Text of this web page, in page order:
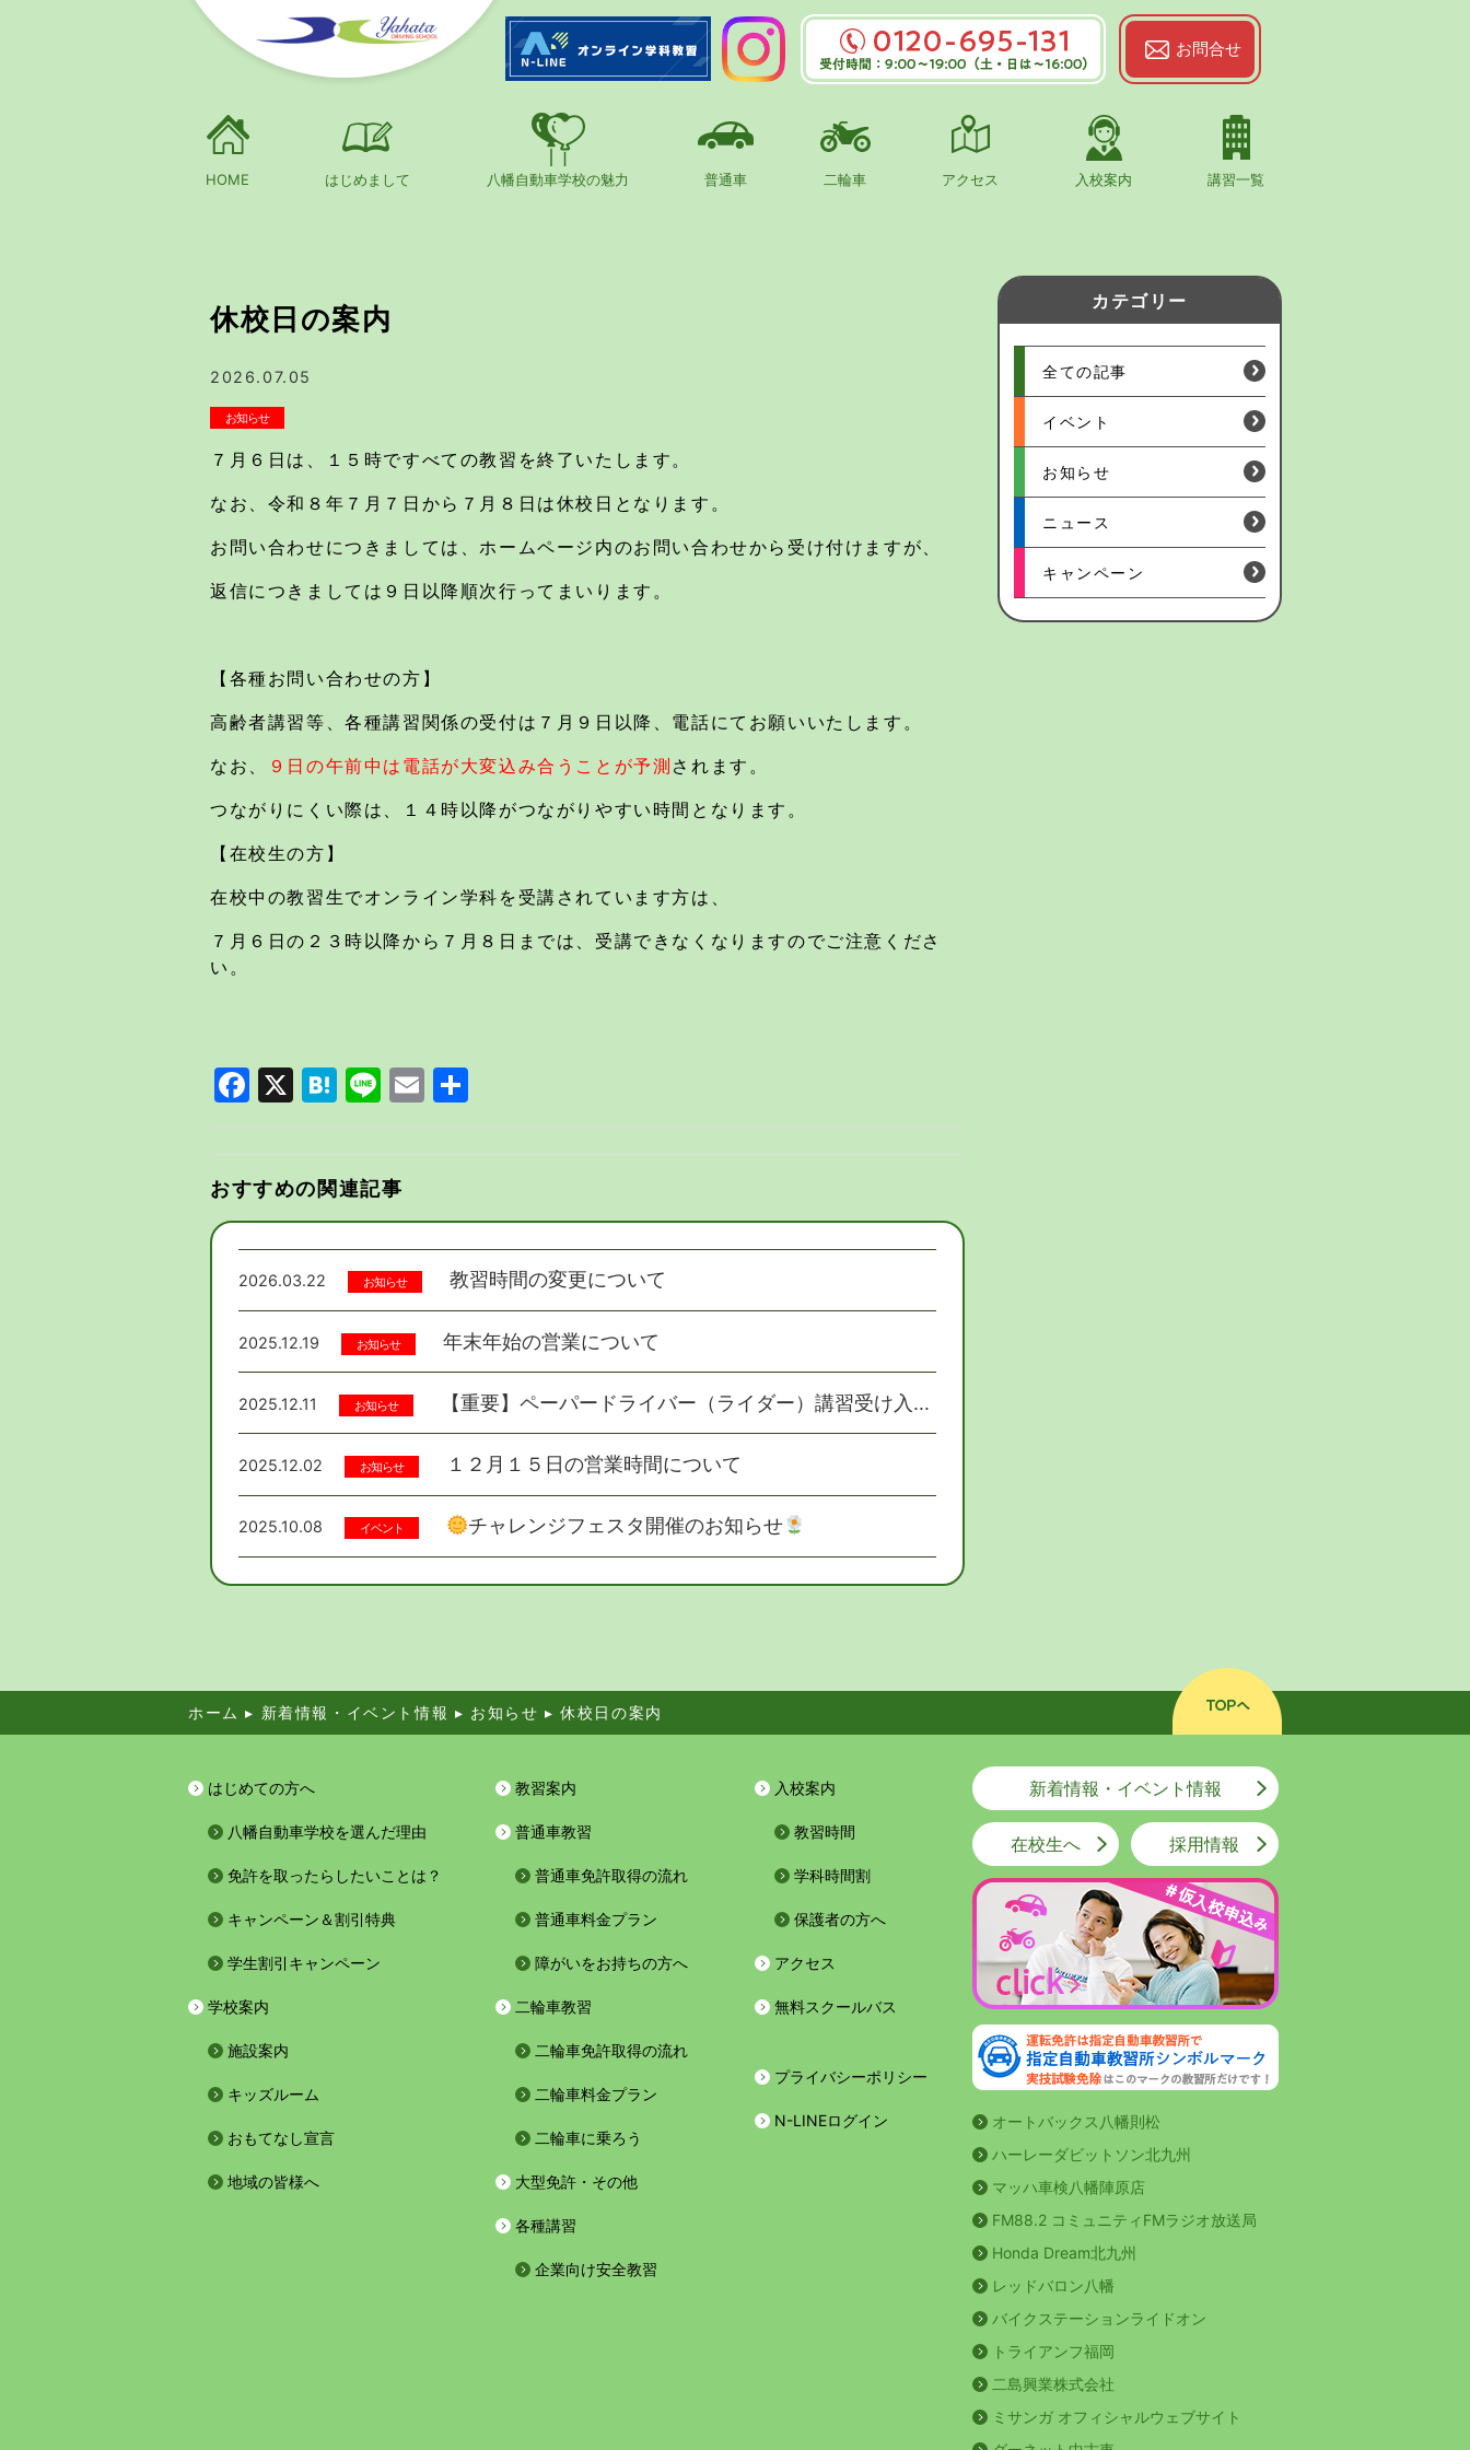
0120-695-131
受付時間：9:00～19:00（土・
日は～16:00）
お問合せ
HOME はじめまして
campaign割引特典
八幡自動車学校の魅力 普通車
普通車料金プラン
二輪車
二輪料金プラン
アクセス 入校案内 講習一覧
休校日の案内
2026.07.05
お知らせ
７月６日は、１５時ですべての教習を終了いたします。
なお、令和８年７月７日から７月８日は休校日となります。
お問い合わせにつきましては、ホームページ内のお問い合わせから受け付けますが、
返信につきましては９日以降順次行ってまいります。
【各種お問い合わせの方】
高齢者講習等、各種講習関係の受付は７月９日以降、電話にてお願いいたします。
なお、
９日の午前中は電話が大変込み合うことが予測 されます。
つながりにくい際は、１４時以降がつながりやすい時間となります。
【在校生の方】
在校中の教習生でオンライン学科を受講されています方は、
７月６日の２３時以降から７月８日までは、受講できなくなりますのでご注意くださ
い。
Facebook HatenaLine Email
おすすめの関連記事
2026.03.22 お知らせ 教習時間の変更について
2025.12.19 お知らせ 年末年始の営業について
2025.12.11 お知らせ 【重要】ペーパードライバー（ライダー）講習受け入...
2025.12.02 お知らせ １２月１５日の営業時間について
2025.10.08 イベント チャレンジフェスタ開催のお知らせ
カテゴリー
全ての記事
イベント
お知らせ
ニュース
キャンペーン
ホーム ▸ 新着情報・イベント情報 ▸ お知らせ ▸休校日の案内
はじめての方へ
八幡自動車学校を選んだ理由
免許を取ったらしたいことは？
キャンペーン＆割引特典
学生割引キャンペーン
学校案内
施設案内
キッズルーム
おもてなし宣言
地域の皆様へ
教習案内
普通車教習
普通車免許取得の流れ
普通車料金プラン
障がいをお持ちの方へ
二輪車教習
二輪車免許取得の流れ
二輪車料金プラン
二輪車に乗ろう
大型免許・その他
各種講習
企業向け安全教習
入校案内
教習時間
学科時間割
保護者の方へ
アクセス
無料スクールバス
プライバシーポリシー
N-LINEログイン
新着情報・イベント情報
在校生へ 採用情報
オートバックス八幡則松
ハーレーダビットソン北九州
マッハ車検八幡陣原店
FM88.2 コミュニティFMラジオ放送局
Honda Dream北九州
レッドバロン八幡
バイクステーションライドオン
トライアンフ福岡
二島興業株式会社
ミサンガ オフィシャルウェブサイト